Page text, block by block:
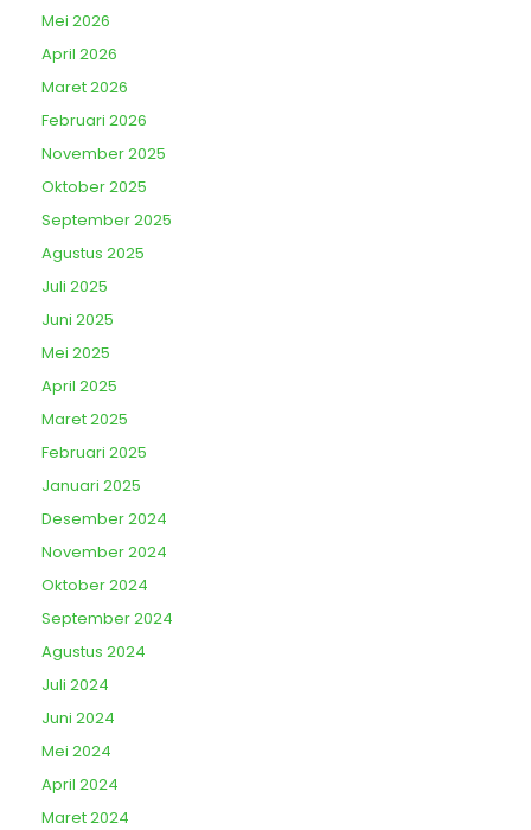
Mei 2026
April 2026
Maret 2026
Februari 2026
November 2025
Oktober 2025
September 2025
Agustus 2025
Juli 2025
Juni 2025
Mei 2025
April 2025
Maret 2025
Februari 2025
Januari 2025
Desember 2024
November 2024
Oktober 2024
September 2024
Agustus 2024
Juli 2024
Juni 2024
Mei 2024
April 2024
Maret 2024